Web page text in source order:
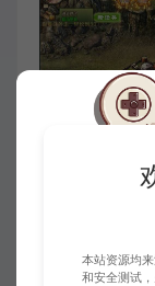
本站资源均
和安全测试